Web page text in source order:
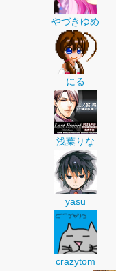
やづきゆめ
にる
浅葉りな
yasu
crazytom